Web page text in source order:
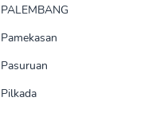
PALEMBANG
Pamekasan
Pasuruan
Pilkada